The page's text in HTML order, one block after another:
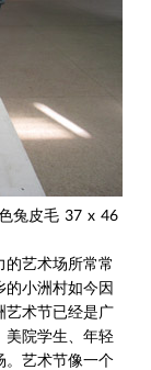
兔皮毛 37 x 46
艺术场所常常
的小洲村如今因
艺术节已经是广
美院学生、年轻
。艺术节像一个